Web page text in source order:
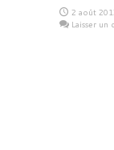
2 août
Laisser un